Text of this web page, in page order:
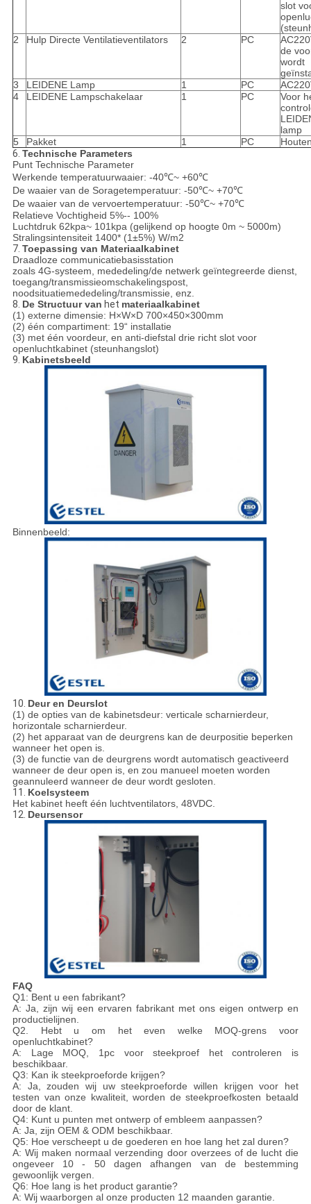
slot
2
Hulp Directe Ventilatieventilators 2 PC
de
wordt
3
LEIDENE Lamp 1 PC
4
LEIDENE Lampschakelaar 1 PC
Voor
lamp
5
Pakket 1 PC
6. Technische Parameters
Punt Technische Parameter
Werkende temperatuurwaaier: -40℃~ +60℃
De waaier van de Soragetemperatuur: -50℃~ +70℃
De waaier van de vervoertemperatuur: -50℃~ +70℃
Relatieve Vochtigheid 5%-- 100%
Luchtdruk 62kpa~ 101kpa (gelijkend op hoogte 0m ~ 5000m)
Stralingsintensiteit 1400* (1±5%) W/m2
7. Toepassing van Materiaalkabinet
Draadloze communicatiebasisstation
zoals 4G-systeem, mededeling/de netwerk geïntegreerde dienst,
toegang/transmissieomschakelingspost,
noodsituatiemededeling/transmissie, enz.
8. De Structuur van het materiaalkabinet
(1) externe dimensie: H×W×D 700×450×300mm
(2) één compartiment: 19“ installatie
(3) met één voordeur, en anti-diefstal drie richt slot voor
openluchtkabinet (steunhangslot)
9. Kabinetsbeeld
Binnenbeeld:
10. Deur en Deurslot
(1) de opties van de kabinetsdeur: verticale scharnierdeur,
horizontale scharnierdeur.
(2) het apparaat van de deurgrens kan de deurpositie beperken
wanneer het open is.
(3) de functie van de deurgrens wordt automatisch geactiveerd
wanneer de deur open is, en zou manueel moeten worden
geannuleerd wanneer de deur wordt gesloten.
11. Koelsysteem
Het kabinet heeft één luchtventilators, 48VDC.
12. Deursensor
FAQ
Q1: Bent u een fabrikant?
A: Ja, zijn wij een ervaren fabrikant met ons eigen ontwerp en
productielijnen.
Q2. Hebt u om het even welke MOQ-grens voor
openluchtkabinet?
A: Lage MOQ, 1pc voor steekproef het controleren is
beschikbaar.
Q3: Kan ik steekproeforde krijgen?
A: Ja, zouden wij uw steekproeforde willen krijgen voor het
testen van onze kwaliteit, worden de steekproefkosten betaald
door de klant.
Q4: Kunt u punten met ontwerp of embleem aanpassen?
A: Ja, zijn OEM & ODM beschikbaar.
Q5: Hoe verscheept u de goederen en hoe lang het zal duren?
A: Wij maken normaal verzending door overzees of de lucht die
ongeveer 10 - 50 dagen afhangen van de bestemming
gewoonlijk vergen.
Q6: Hoe lang is het product garantie?
A: Wij waarborgen al onze producten 12 maanden garantie.